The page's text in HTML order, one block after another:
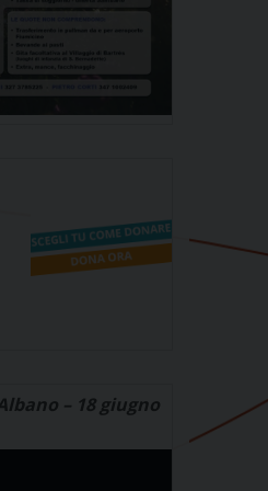
– 18 giugno